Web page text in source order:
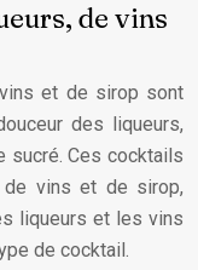
de vins
et de sirop sont
des liqueurs,
sucré. Ces cocktails
de vins et de sirop,
liqueurs et les vins
de cocktail.